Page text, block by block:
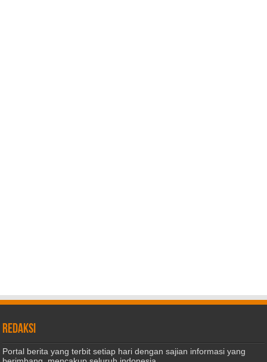
REDAKSI
Portal berita yang terbit setiap hari dengan sajian informasi yang